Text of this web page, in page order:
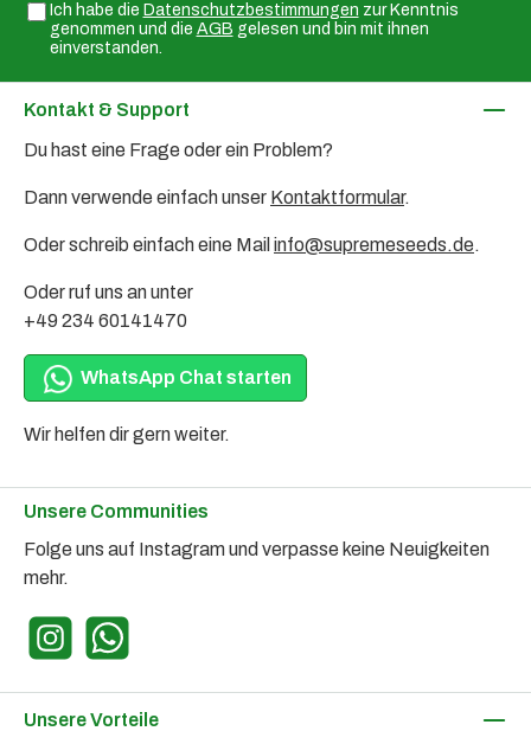
Ich habe die Datenschutzbestimmungen zur Kenntnis
genommen und die AGB gelesen und bin mit ihnen
einverstanden.
Kontakt & Support
Du hast eine Frage oder ein Problem?
Dann verwende einfach unser Kontaktformular.
Oder schreib einfach eine Mail info@supremeseeds.de.
Oder ruf uns an unter
+49 234 60141470
WhatsApp Chat starten
Wir helfen dir gern weiter.
Unsere Communities
Folge uns auf Instagram und verpasse keine Neuigkeiten
mehr.
InstagramWhatsApp
Unsere Vorteile